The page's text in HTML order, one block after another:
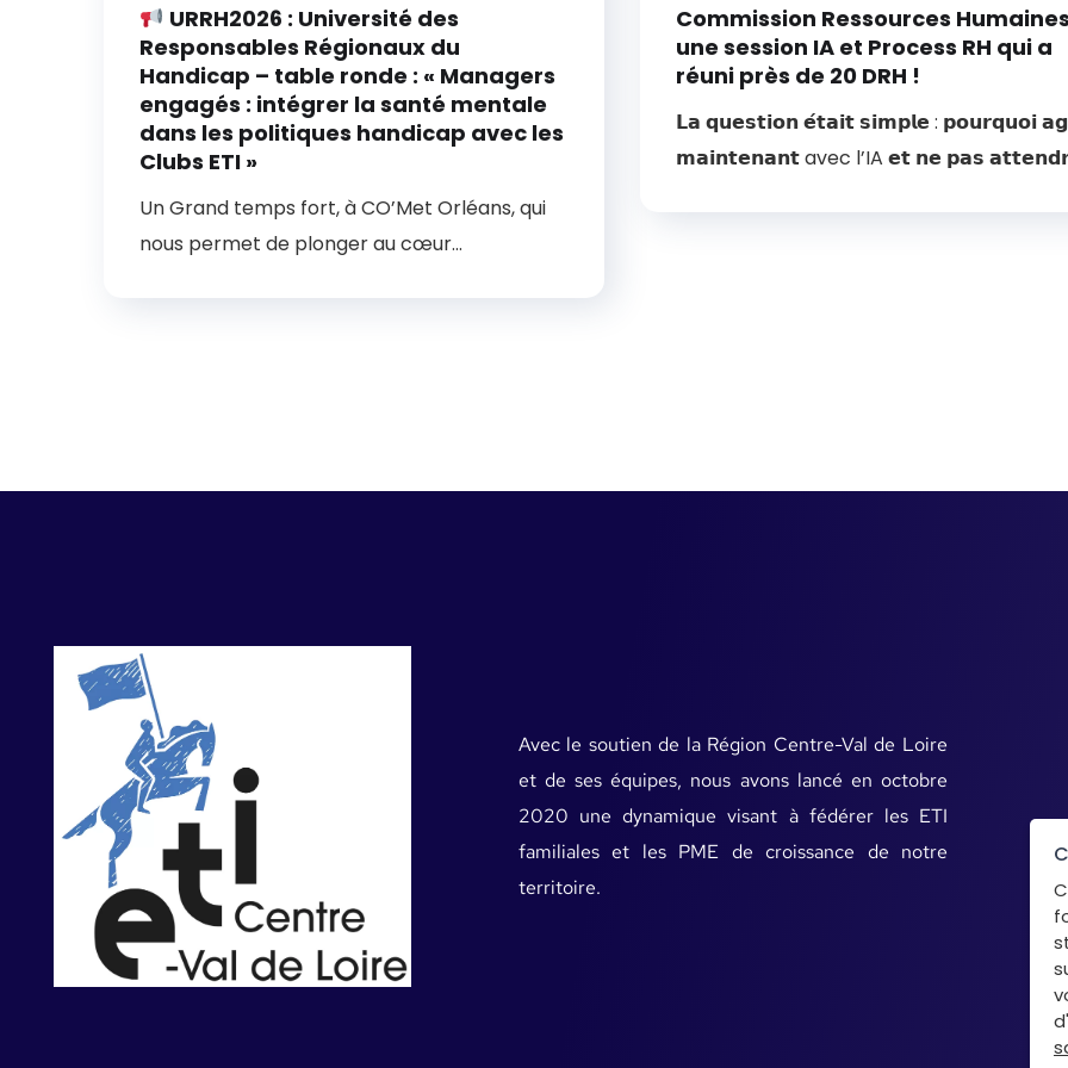
URRH2026 : Université des
Responsables Régionaux du
Handicap – table ronde : « Managers
engagés : intégrer la santé mentale
dans les politiques handicap avec les
Clubs ETI »
Un Grand temps fort, à CO’Met Orléans, qui
nous permet de plonger au cœur...
Commission Ressources
une session IA et Process RH qui a
réuni près de 20 DRH !
𝗟𝗮 𝗾𝘂𝗲𝘀𝘁𝗶𝗼𝗻 𝗲́𝘁𝗮𝗶𝘁 𝘀𝗶𝗺𝗽𝗹𝗲 : 𝗽𝗼𝘂𝗿𝗾𝘂𝗼𝗶
𝗺𝗮𝗶𝗻𝘁𝗲𝗻𝗮𝗻𝘁 avec l’IA 𝗲𝘁 𝗻𝗲 𝗽𝗮𝘀
Avec le soutien de la Région Centre-Val de Loire
et de ses équipes, nous avons lancé en octobre
2020 une dynamique visant à fédérer les ETI
familiales et les PME de croissance de notre
territoire.